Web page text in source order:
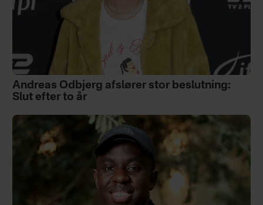
Andreas Odbjerg afslører stor beslutning:
Slut efter to år